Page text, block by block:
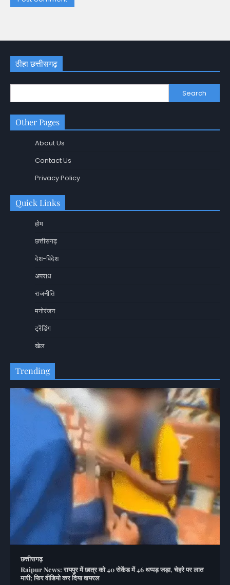
ठीहा छत्तीसगढ़
Search
Other Pages
About Us
Contact Us
Privacy Policy
Quick Links
होम
छत्तीसगढ़
देश-विदेश
अपराध
राजनीति
मनोरंजन
ट्रेंडिंग
खेल
Trending
छत्तीसगढ़
Raipur News: रायपुर में छात्र को 40 सेकेंड में 46 थप्पड़ जड़ा, चेहरे पर लात
मारी; फिर वीडियो कर दिया वायरल